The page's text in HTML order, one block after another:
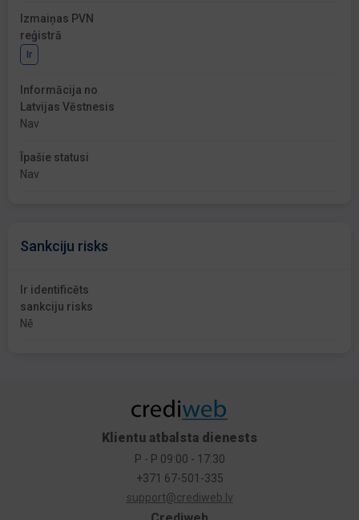
Izmaiņas PVN
reģistrā
Ir
Informācija no
Latvijas Vēstnesis
Nav
Īpašie statusi
Nav
Sankciju risks
Ir identificēts
sankciju risks
Nē
Klientu atbalsta dienests
P - P 09:00 - 17:30
+371 67-501-335
support@crediweb.lv